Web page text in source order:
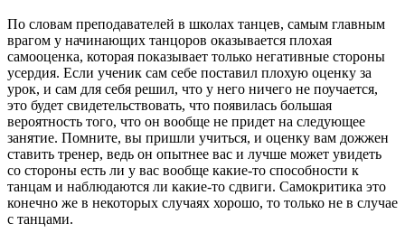
По словам преподавателей в школах танцев, самым главным
врагом у начинающих танцоров оказывается плохая
самооценка, которая показывает только негативные стороны
усердия. Если ученик сам себе поставил плохую оценку за
урок, и сам для себя решил, что у него ничего не поучается,
это будет свидетельствовать, что появилась большая
вероятность того, что он вообще не придет на следующее
занятие. Помните, вы пришли учиться, и оценку вам дожжен
ставить тренер, ведь он опытнее вас и лучше может увидеть
со стороны есть ли у вас вообще какие-то способности к
танцам и наблюдаются ли какие-то сдвиги. Самокритика это
конечно же в некоторых случаях хорошо, то только не в случае
с танцами.